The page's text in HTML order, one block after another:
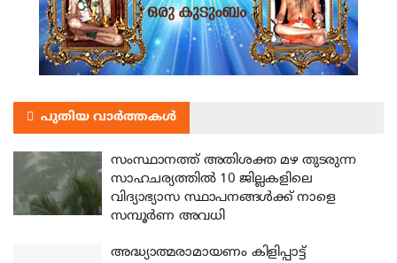
പുതിയ വാർത്തകൾ
സംസ്ഥാനത്ത് അതിശക്ത മഴ തുടരുന്ന
സാഹചര്യത്തിൽ 10 ജില്ലകളിലെ
വിദ്യാഭ്യാസ സ്ഥാപനങ്ങൾക്ക് നാളെ
സമ്പൂർണ അവധി
അദ്ധ്യാത്മരാമായണം കിളിപ്പാട്ട്